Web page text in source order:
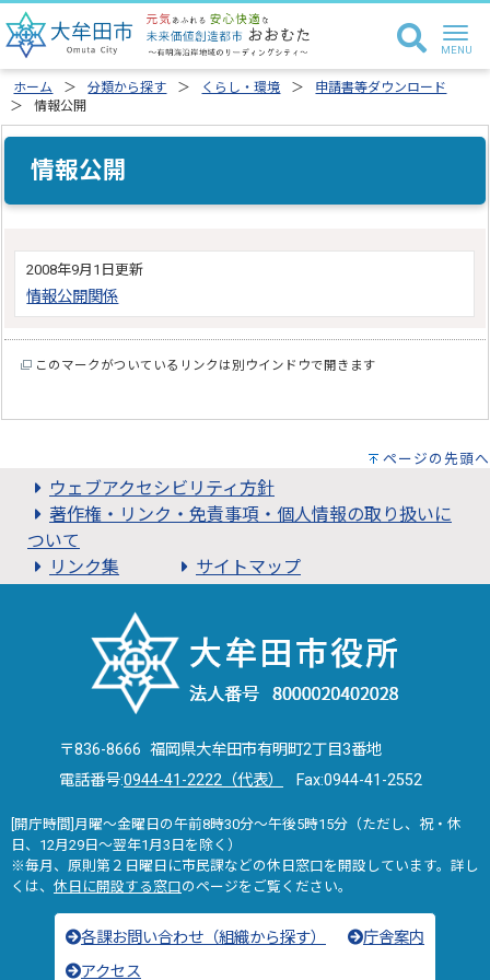
ホーム 分類から探す くらし・環境
申請書等ダウンロード
情報公開
情報公開
2008年9月1日更新
情報公開関係
このマークがついているリンクは別ウインドウで開きます
ページの先頭へ
ウェブアクセシビリティ方針
著作権・リンク・免責事項・個人情報の取り扱いに
ついて
リンク集
サイトマップ
〒836-8666 福岡県大牟田市有明町2丁目3番地
電話番号:0944-41-2222（代表） Fax:0944-41-2552
[開庁時間]月曜～金曜日の午前8時30分～午後5時15分（ただし、祝・休
日、12月29日～翌年1月3日を除く）
※毎月、原則第２日曜日に市民課などの休日窓口を開設しています。詳し
くは、 休日に開設する窓口のページをご覧ください。
各課お問い合わせ（組織から探す）
庁舎案内
アクセス